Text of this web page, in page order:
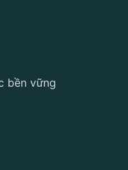
bền vững